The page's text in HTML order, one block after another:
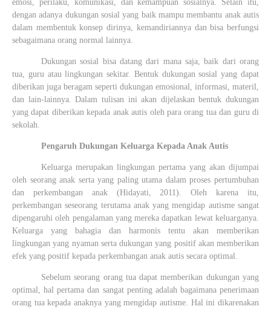
emosi, perilaku, komunikasi, dan kemampuan sosialnya. Selain itu,
dengan adanya dukungan sosial yang baik mampu membantu anak autis
dalam membentuk konsep dirinya, kemandiriannya dan bisa berfungsi
sebagaimana orang normal lainnya.
Dukungan sosial bisa datang dari mana saja, baik dari orang
tua, guru atau lingkungan sekitar. Bentuk dukungan sosial yang dapat
diberikan juga beragam seperti dukungan emosional, informasi, materil,
dan lain-lainnya. Dalam tulisan ini akan dijelaskan bentuk dukungan
yang dapat diberikan kepada anak autis oleh para orang tua dan guru di
sekolah.
Pengaruh Dukungan Keluarga Kepada Anak Autis
Keluarga merupakan lingkungan pertama yang akan dijumpai
oleh seorang anak serta yang paling utama dalam proses pertumbuhan
dan perkembangan anak (Hidayati, 2011). Oleh karena itu,
perkembangan seseorang terutama anak yang mengidap autisme sangat
dipengaruhi oleh pengalaman yang mereka dapatkan lewat keluarganya.
Keluarga yang bahagia dan harmonis tentu akan memberikan
lingkungan yang nyaman serta dukungan yang positif akan memberikan
efek yang positif kepada perkembangan anak autis secara optimal.
Sebelum seorang orang tua dapat memberikan dukungan yang
optimal, hal pertama dan sangat penting adalah bagaimana penerimaan
orang tua kepada anaknya yang mengidap autisme. Hal ini dikarenakan